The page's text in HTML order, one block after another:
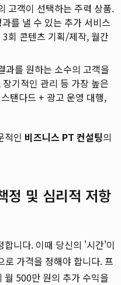
고객이 선택하는 주력 상품.
를 낼 수 있는 추가 서비스
회 콘텐츠 기획/제작, 월간
과를 원하는 소수의 고객을
기적인 관리 등 가장 높은
탠다드 + 광고 운영 대행,
적인 비즈니스 PT 컨설팅의
정 및 심리적 저항
합니다. 이때 당신의 '시간'이
가격을 정해야 합니다. 프
월 500만 원의 추가 수익을